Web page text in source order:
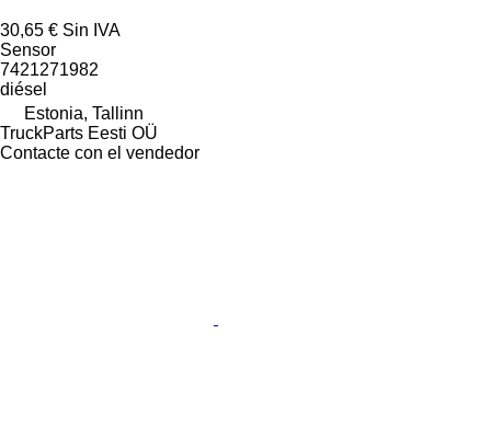
30,65 € Sin IVA
Sensor
7421271982
diésel
Estonia, Tallinn
TruckParts Eesti OÜ
Contacte con el vendedor